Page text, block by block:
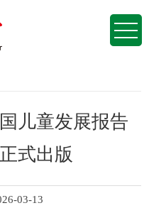
儿童发展报告
式出版
03-13